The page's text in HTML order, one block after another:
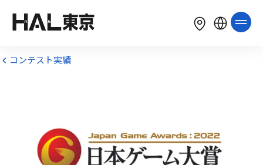
LANGUAGE
English
コンテスト実績